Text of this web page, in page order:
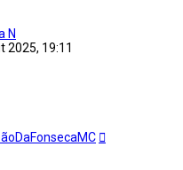
N
2025, 19:11